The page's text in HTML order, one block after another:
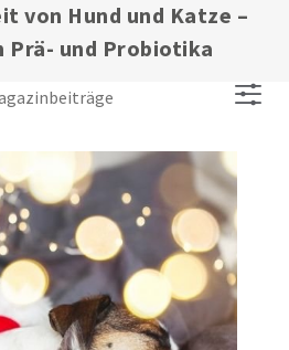
von Hund und Katze –
Prä- und Probiotika